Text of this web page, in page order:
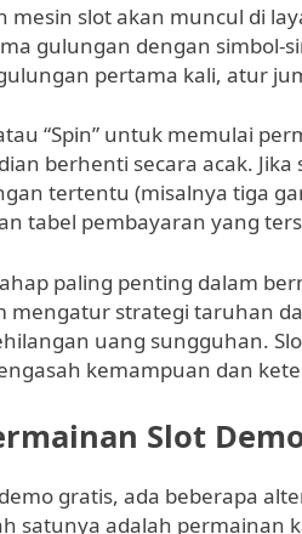
mesin slot akan muncul di
gulungan dengan simbol-
pertama kali, atur
“Spin” untuk memulai
berhenti secara acak.
tertentu (misalnya tiga
tabel pembayaran yang
paling penting dalam
mengatur strategi taruhan
uang sungguhan.
kemampuan dan
Slot
gratis, ada beberapa
satunya adalah permainan